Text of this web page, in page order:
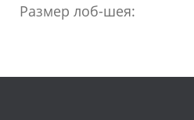
Размер лоб-шея: